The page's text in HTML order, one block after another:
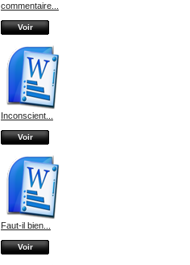
commentaire...
Voir
Inconscient...
Voir
Faut-il bien...
Voir